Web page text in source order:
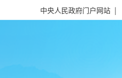
中央人民政府门户网站 |